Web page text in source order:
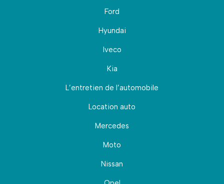
Ford
Hyundai
Iveco
Kia
L’entretien de l’automobile
Location auto
Mercedes
Moto
Nissan